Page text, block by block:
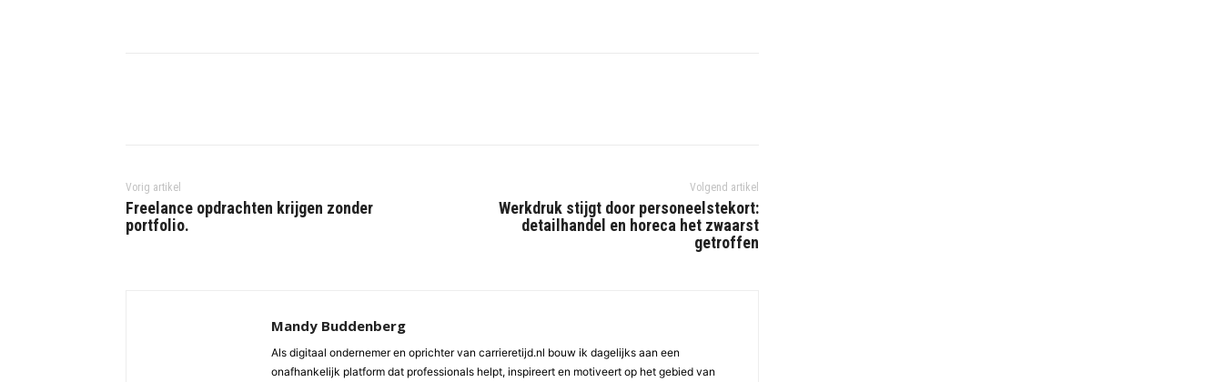
Vorig artikel
Freelance opdrachten krijgen zonder
portfolio.
Volgend artikel
Werkdruk stijgt door personeelstekort:
detailhandel en horeca het zwaarst
getroffen
Mandy Buddenberg
Als digitaal ondernemer en oprichter van carrieretijd.nl bouw ik dagelijks aan een
onafhankelijk platform dat professionals helpt, inspireert en motiveert op het gebied van